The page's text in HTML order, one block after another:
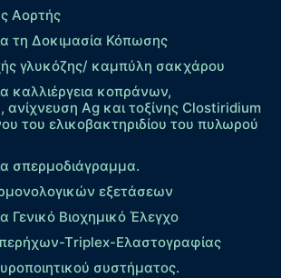
Αορτής
τη Δοκιμασία Κόπωσης
γλυκόζης/ καμπύλη σακχάρου
καλλιέργεια κοπράνων,
ανίχνευση Ag και τοξίνης Clostiridium
του ελικοβακτηριδίου του πυλωρού
σπερμοδιάγραμμα.
εξετάσεων
Γενικό Βιοχημικό Έλεγχο
Τriplex-Ελαστογραφίας
συστήματος.